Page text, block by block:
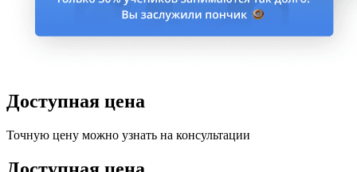
Доступная цена
Точную цену можно узнать на консультации